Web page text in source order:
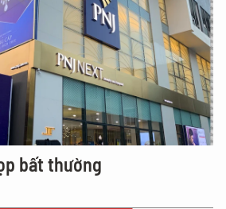
bất thường